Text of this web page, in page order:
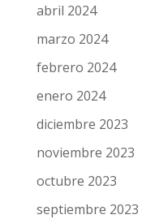
julio 2024
junio 2024
mayo 2024
abril 2024
marzo 2024
febrero 2024
enero 2024
diciembre 2023